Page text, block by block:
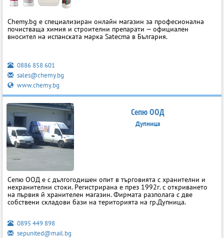
Chemy.bg е специализиран онлайн магазин за професионална
почистваща химия и строителни препарати — официален
вносител на испанската марка Satecma в България.
0886 858 601
sales@chemy.bg
www.chemy.bg
Сепю ООД
Дупница
Сепю ООД е с дългогодишен опит в търговията с хранителни и
нехранителни стоки. Регистрирана е през 1992г. с откриването
на първия й хранителен магазин. Фирмата разполага с две
собствени складови бази на територията на гр.Дупница.
0895 449 898
sepunited@mail.bg